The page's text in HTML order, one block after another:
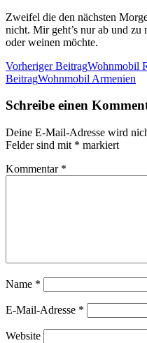
Zweifel die den nächsten
nicht. Mir geht’s nur ab und zu
oder weinen möchte.
Beitrags-
Navigation
Vorheriger BeitragWohnmobil
BeitragWohnmobil Armenien
Schreibe einen
Deine E-Mail-Adresse wird
Felder sind mit * markiert
Kommentar *
Name *
E-Mail-Adresse *
Website